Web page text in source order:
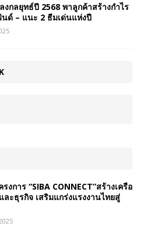
งกลยุทธ์ปี 2568 พาลูกค้าสร้างกำไร
นด์ – แนะ 2 ธีมเด่นแห่งปี
งการ “SIBA CONNECT”สร้างเครือ
ะธุรกิจ เสริมแกร่งแรงงานไทยสู่